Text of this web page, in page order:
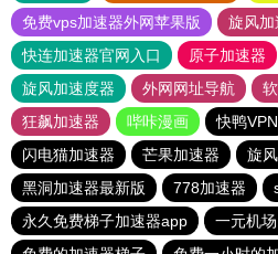
免费vps加速器外网苹果版
旋风加
快连加速器官网入口
原子加速器
旋风加速度器
外网网址导航
狂飙加速器
哔咔漫画 快鸭VPN
闪电猫加速器
芒果加速器 旋
黑洞加速器最新版
778加速器
永久免费梯子加速器app
一元机